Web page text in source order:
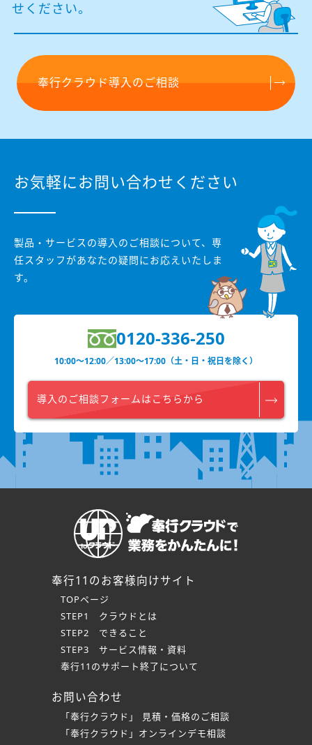
せください。
奉行クラウド導入のご相談
お気軽にお問い合わせください
製品・サービスの導入のご相談について、 専
任スタッフがあなたの疑問にお応えいたしま
す。
0120-336-250
10:00〜12:00／13:00〜17:00（土・日・祝日を除く）
導入のご相談フォームはこちらから
奉行11のお客様向けサイト
TOPページ
STEP1 クラウドとは
STEP2 できること
STEP3 サービス情報・資料
奉行11のサポート終了について
お問い合わせ
「奉行クラウド」 見積・価格のご相談
「奉行クラウド」オンラインデモ相談